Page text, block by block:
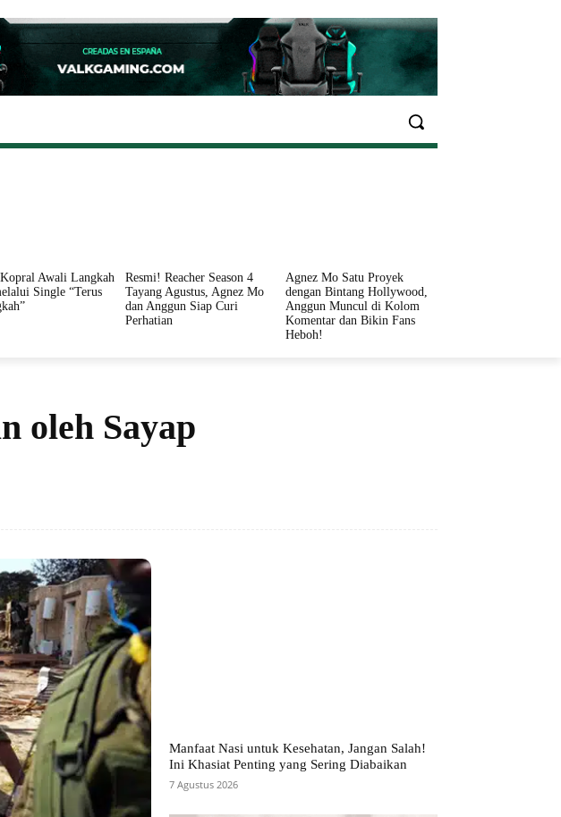
INFO SEHAT
Awali Langkah
Single “Terus
Resmi! Reacher Season 4
Tayang Agustus, Agnez Mo
dan Anggun Siap Curi
Perhatian
Agnez Mo Satu Proyek
dengan Bintang Hollywood,
Anggun Muncul di Kolom
Komentar dan Bikin Fans
Heboh!
oleh Sayap
Manfaat Nasi untuk Kesehatan, Jangan Salah!
Ini Khasiat Penting yang Sering Diabaikan
7 Agustus 2026